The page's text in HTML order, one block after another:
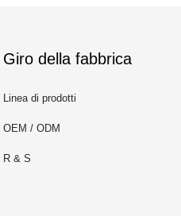
Giro della fabbrica
Linea di prodotti
OEM / ODM
R & S